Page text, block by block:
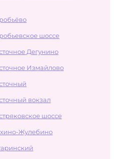
шоссе
Дегунино
Измайлово
вокзал
шоссе
Жулебино